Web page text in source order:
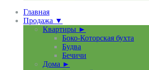
Главная
Продажа ▼
Квартиры ►
Боко-Которская бухта
Будва
Бечичи
Дома ►